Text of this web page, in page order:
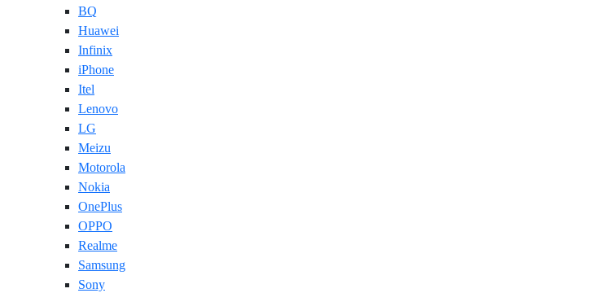
BQ
Huawei
Infinix
iPhone
Itel
Lenovo
LG
Meizu
Motorola
Nokia
OnePlus
OPPO
Realme
Samsung
Sony